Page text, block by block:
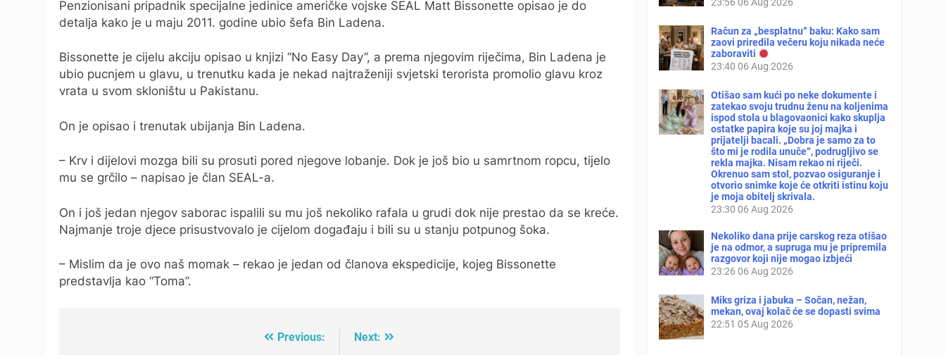
Penzionisani pripadnik specijalne jedinice američke vojske SEAL Matt Bissonette opisao je do
detalja kako je u maju 2011. godine ubio šefa Bin Ladena.
Bissonette je cijelu akciju opisao u knjizi “No Easy Day”, a prema njegovim riječima, Bin Ladena je
ubio pucnjem u glavu, u trenutku kada je nekad najtraženiji svjetski terorista promolio glavu kroz
vrata u svom skloništu u Pakistanu.
On je opisao i trenutak ubijanja Bin Ladena.
– Krv i dijelovi mozga bili su prosuti pored njegove lobanje. Dok je još bio u samrtnom ropcu, tijelo
mu se grčilo – napisao je član SEAL-a.
On i još jedan njegov saborac ispalili su mu još nekoliko rafala u grudi dok nije prestao da se kreće.
Najmanje troje djece prisustvovalo je cijelom događaju i bili su u stanju potpunog šoka.
– Mislim da je ovo naš momak – rekao je jedan od članova ekspedicije, kojeg Bissonette
predstavlja kao “Toma”.
Previous:
Next:
23:56 06 Aug 2026
Račun za „besplatnu“ baku: Kako sam
zaovi priredila večeru koju nikada neće
zaboraviti
23:40 06 Aug 2026
Otišao sam kući po neke dokumente i
zatekao svoju trudnu ženu na koljenima
ispod stola u blagovaonici kako skuplja
ostatke papira koje su joj majka i
prijatelji bacali. „Dobra je samo za to
što mi je rodila unuče“, podrugljivo se
rekla majka. Nisam rekao ni riječi.
Okrenuo sam stol, pozvao osiguranje i
otvorio snimke koje će otkriti istinu koju
je moja obitelj skrivala.
23:30 06 Aug 2026
Nekoliko dana prije carskog reza otišao
je na odmor, a supruga mu je pripremila
razgovor koji nije mogao izbjeći
23:26 06 Aug 2026
Miks griza i jabuka – Sočan, nežan,
mekan, ovaj kolač će se dopasti svima
22:51 05 Aug 2026